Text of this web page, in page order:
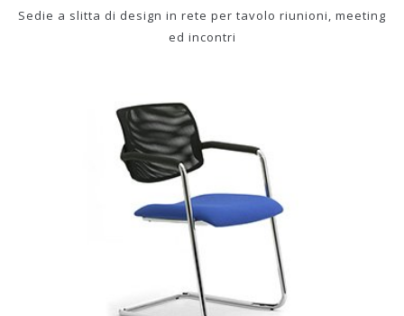
Sedie a slitta di design in rete per tavolo riunioni, meeting
ed incontri